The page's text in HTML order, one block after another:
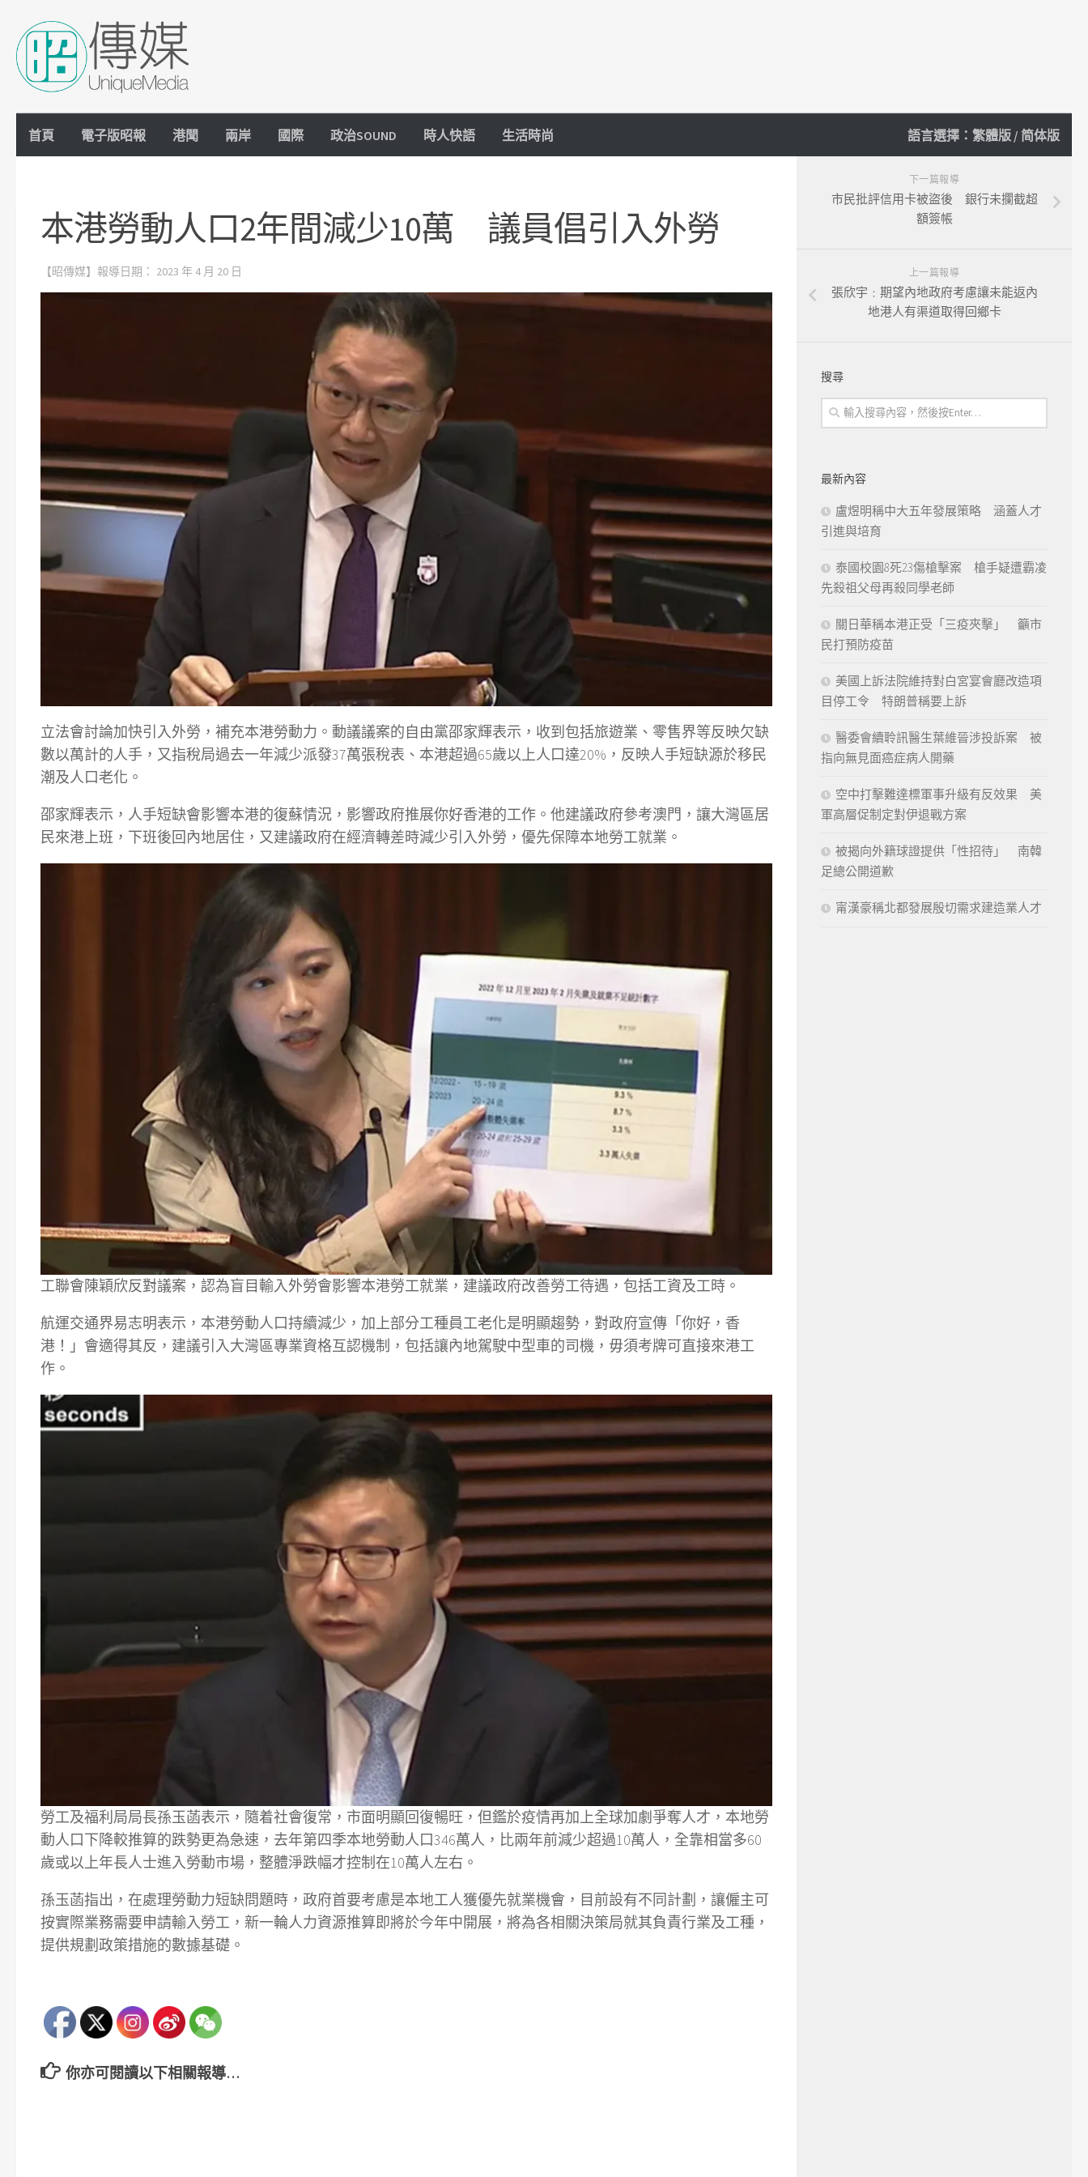
Skip to content
首頁 電子版昭報 港聞 兩岸 國際 政治SOUND 時人快語 生活時尚 語言選擇： 繁體版 / 简体版
本港勞動人口2年間減少10萬 議員倡引入外勞
【昭傳媒】報導日期： 2023 年 4 月 20 日
立法會討論加快引入外勞，補充本港勞動力。動議議案的自由黨邵家輝表示，收到包括旅遊業、零售界等反映欠缺
數以萬計的人手，又指稅局過去一年減少派發37萬張稅表、本港超過65歲以上人口達20%，反映人手短缺源於移民
潮及人口老化。
邵家輝表示，人手短缺會影響本港的復蘇情況，影響政府推展你好香港的工作。他建議政府參考澳門，讓大灣區居
民來港上班，下班後回內地居住，又建議政府在經濟轉差時減少引入外勞，優先保障本地勞工就業。
工聯會陳穎欣反對議案，認為盲目輸入外勞會影響本港勞工就業，建議政府改善勞工待遇，包括工資及工時。
航運交通界易志明表示，本港勞動人口持續減少，加上部分工種員工老化是明顯趨勢，對政府宣傳「你好，香
港！」會適得其反，建議引入大灣區專業資格互認機制，包括讓內地駕駛中型車的司機，毋須考牌可直接來港工
作。
勞工及福利局局長孫玉菡表示，隨着社會復常，市面明顯回復暢旺，但鑑於疫情再加上全球加劇爭奪人才，本地勞
動人口下降較推算的跌勢更為急速，去年第四季本地勞動人口346萬人，比兩年前減少超過10萬人，全靠相當多60
歲或以上年長人士進入勞動市場，整體淨跌幅才控制在10萬人左右。
孫玉菡指出，在處理勞動力短缺問題時，政府首要考慮是本地工人獲優先就業機會，目前設有不同計劃，讓僱主可
按實際業務需要申請輸入勞工，新一輪人力資源推算即將於今年中開展，將為各相關決策局就其負責行業及工種，
提供規劃政策措施的數據基礎。
你亦可閱讀以下相關報導…
下一篇報導
市民批評信用卡被盜後 銀行未攔截超
額簽帳
上一篇報導
張欣宇﹕期望內地政府考慮讓未能返內
地港人有渠道取得回鄉卡
搜尋
最新內容
盧煜明稱中大五年發展策略 涵蓋人才
引進與培育
泰國校園8死23傷槍擊案 槍手疑遭霸凌
先殺祖父母再殺同學老師
關日華稱本港正受「三疫夾擊」 籲市
民打預防疫苗
美國上訴法院維持對白宮宴會廳改造項
目停工令 特朗普稱要上訴
醫委會續聆訊醫生葉維晉涉投訴案 被
指向無見面癌症病人開藥
空中打擊難達標軍事升級有反效果 美
軍高層促制定對伊退戰方案
被揭向外籍球證提供「性招待」 南韓
足總公開道歉
甯漢豪稱北都發展殷切需求建造業人才